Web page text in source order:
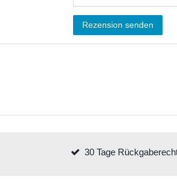
Rezension senden
30 Tage